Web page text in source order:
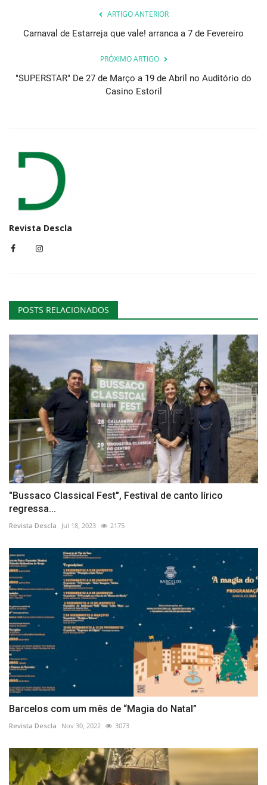
ARTIGO ANTERIOR
Carnaval de Estarreja que vale! arranca a 7 de Fevereiro
PRÓXIMO ARTIGO
"SUPERSTAR" De 27 de Março a 19 de Abril no Auditório do
Casino Estoril
Revista Descla
POSTS RELACIONADOS
"Bussaco Classical Fest", Festival de canto lírico
regressa...
Revista Descla Jul 18, 2023 2175
Barcelos com um mês de “Magia do Natal”
Revista Descla Nov 30, 2022 3073